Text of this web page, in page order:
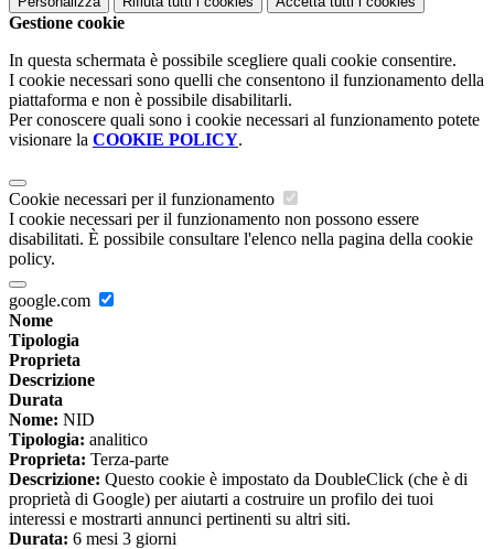
Gestione cookie
In questa schermata è possibile scegliere quali cookie consentire.
I cookie necessari sono quelli che consentono il funzionamento della
piattaforma e non è possibile disabilitarli.
Per conoscere quali sono i cookie necessari al funzionamento potete
visionare la COOKIE POLICY.
Cookie necessari per il funzionamento
I cookie necessari per il funzionamento non possono essere
disabilitati. È possibile consultare l'elenco nella pagina della cookie
policy.
google.com
Nome
Tipologia
Proprieta
Descrizione
Durata
Nome: NID
Tipologia: analitico
Proprieta: Terza-parte
Descrizione: Questo cookie è impostato da DoubleClick (che è di
proprietà di Google) per aiutarti a costruire un profilo dei tuoi
interessi e mostrarti annunci pertinenti su altri siti.
Durata: 6 mesi 3 giorni